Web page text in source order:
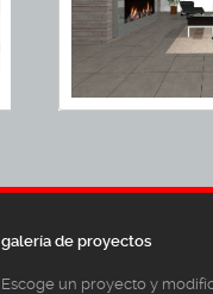
galería de proyectos
Escoge un proyecto y